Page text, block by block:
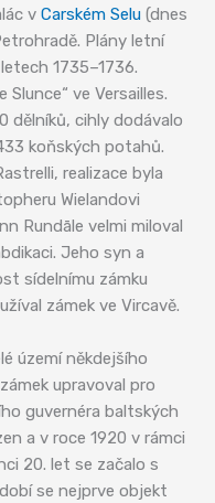
vCarském Selu (dnes
Plány letní
1735–1736.
Slunce“ ve Versailles.
dělníků, cihly dodávalo
koňských potahů.
realizace byla
Wielandovi
Rundāle velmi miloval
Jeho syn a
sídelnímu zámku
zámek ve Vircavě.
území někdejšího
upravoval pro
guvernéra baltských
a v roce 1920 v rámci
20. let se začalo s
se nejprve objekt